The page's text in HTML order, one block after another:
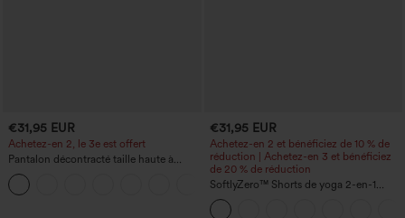
€31,95 EUR
Achetez-en 2, le 3e est offert
Pantalon décontracté taille haute à
cordon, coupe large en mélange de lin,
avec poches
+5
€31,95 EUR
Achetez-en 2 et bénéficiez de 10 % de
réduction | Achetez-en 3 et bénéficiez
de 20 % de réduction
SoftlyZero™ Shorts de yoga 2-en-1
InstantCool, super taille haute, aérés, 5''
avec poches — longueur allongée